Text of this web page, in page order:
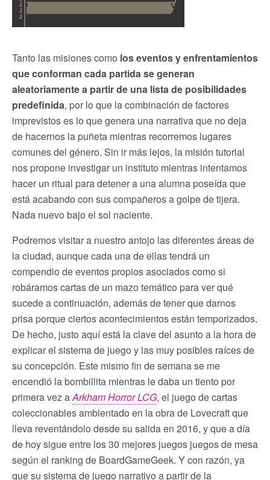
Tanto las misiones como los eventos y enfrentamientos
que conforman cada partida se generan
aleatoriamente a partir de una lista de posibilidades
predefinida, por lo que la combinación de factores
imprevistos es lo que genera una narrativa que no deja
de hacernos la puñeta mientras recorremos lugares
comunes del género. Sin ir más lejos, la misión tutorial
nos propone investigar un instituto mientras intentamos
hacer un ritual para detener a una alumna poseída que
está acabando con sus compañeros a golpe de tijera.
Nada nuevo bajo el sol naciente.
Podremos visitar a nuestro antojo las diferentes áreas de
la ciudad, aunque cada una de ellas tendrá un
compendio de eventos propios asociados como si
robáramos cartas de un mazo temático para ver qué
sucede a continuación, además de tener que darnos
prisa porque ciertos acontecimientos están temporizados.
De hecho, justo aquí está la clave del asunto a la hora de
explicar el sistema de juego y las muy posibles raíces de
su concepción. Este mismo fin de semana se me
encendió la bombillita mientras le daba un tiento por
primera vez aArkham Horror LCG, el juego de cartas
coleccionables ambientado en la obra de Lovecraft que
lleva reventándolo desde su salida en 2016, y que a día
de hoy sigue entre los 30 mejores juegos juegos de mesa
según el ranking de BoardGameGeek. Y con razón, ya
que su sistema de juego narrativo a partir de la